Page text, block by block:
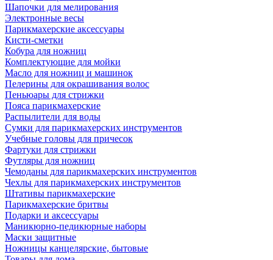
Шапочки для мелирования
Электронные весы
Парикмахерские аксессуары
Кисти-сметки
Кобура для ножниц
Комплектующие для мойки
Масло для ножниц и машинок
Пелерины для окрашивания волос
Пеньюары для стрижки
Пояса парикмахерские
Распылители для воды
Сумки для парикмахерских инструментов
Учебные головы для причесок
Фартуки для стрижки
Футляры для ножниц
Чемоданы для парикмахерских инструментов
Чехлы для парикмахерских инструментов
Штативы парикмахерские
Парикмахерские бритвы
Подарки и аксессуары
Маникюрно-педикюрные наборы
Маски защитные
Ножницы канцелярские, бытовые